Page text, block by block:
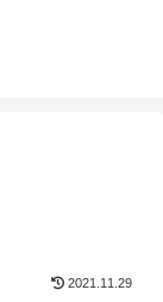
2021.11.29